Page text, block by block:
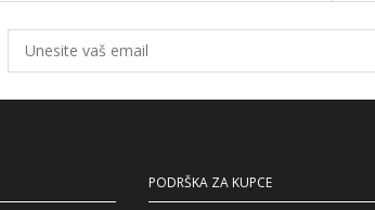
PODRŠKA ZA KUPCE